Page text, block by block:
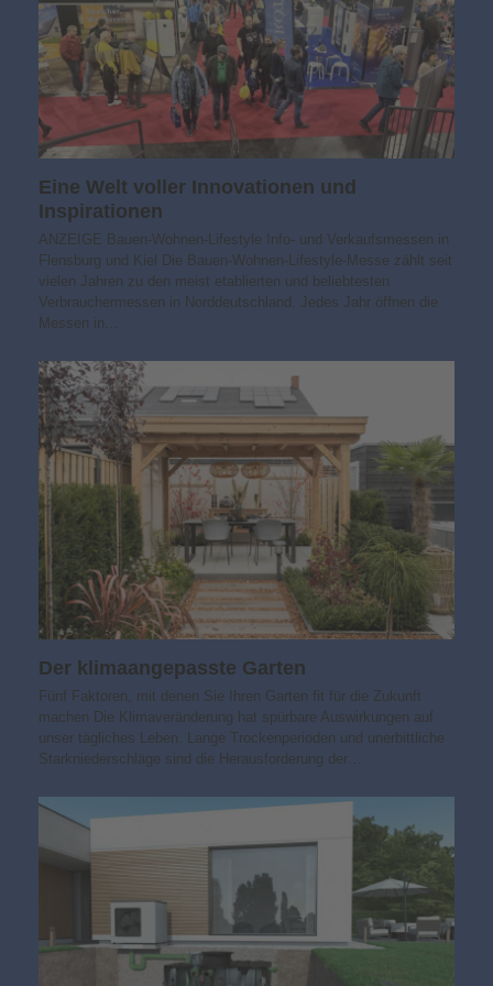
Eine Welt voller Innovationen und
Inspirationen
ANZEIGE Bauen-Wohnen-Lifestyle Info- und Verkaufsmessen in
Flensburg und Kiel Die Bauen-Wohnen-Lifestyle-Messe zählt seit
vielen Jahren zu den meist etablierten und beliebtesten
Verbrauchermessen in Norddeutschland. Jedes Jahr öffnen die
Messen in…
Der klimaangepasste Garten
Fünf Faktoren, mit denen Sie Ihren Garten fit für die Zukunft
machen Die Klimaveränderung hat spürbare Auswirkungen auf
unser tägliches Leben. Lange Trockenperioden und unerbittliche
Starkniederschläge sind die Herausforderung der…